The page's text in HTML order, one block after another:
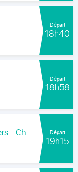
Départ
18h40
Départ
18h58
Prix Mika Motor Location (Prix d'Angers - Chamionnat Paris-Turf des Apprentis-Jeunes-Jockeys) Départ
19h15